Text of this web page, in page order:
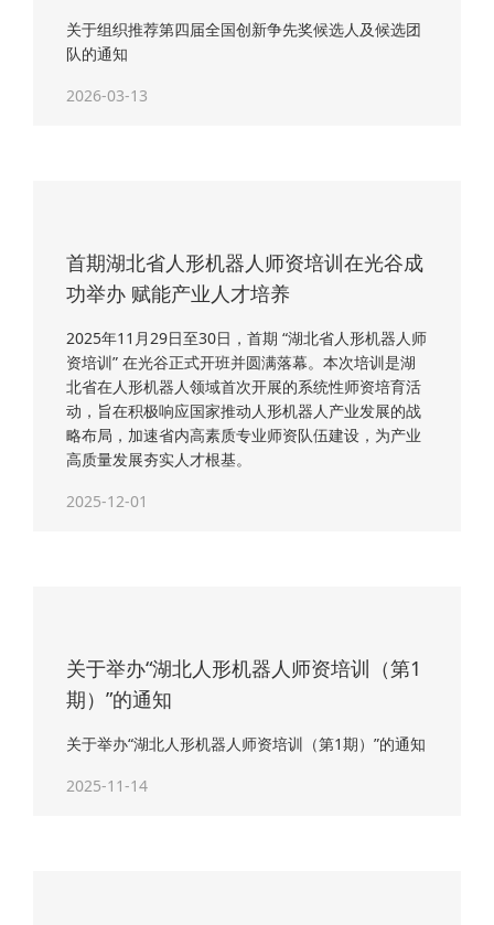
关于组织推荐第四届全国创新争先奖候选人及候选团
队的通知
2026-03-13
首期湖北省人形机器人师资培训在光谷成
功举办 赋能产业人才培养
2025年11月29日至30日，首期 “湖北省人形机器人师
资培训” 在光谷正式开班并圆满落幕。本次培训是湖
北省在人形机器人领域首次开展的系统性师资培育活
动，旨在积极响应国家推动人形机器人产业发展的战
略布局，加速省内高素质专业师资队伍建设，为产业
高质量发展夯实人才根基。
2025-12-01
关于举办“湖北人形机器人师资培训（第1
期）”的通知
关于举办“湖北人形机器人师资培训（第1期）”的通知
2025-11-14